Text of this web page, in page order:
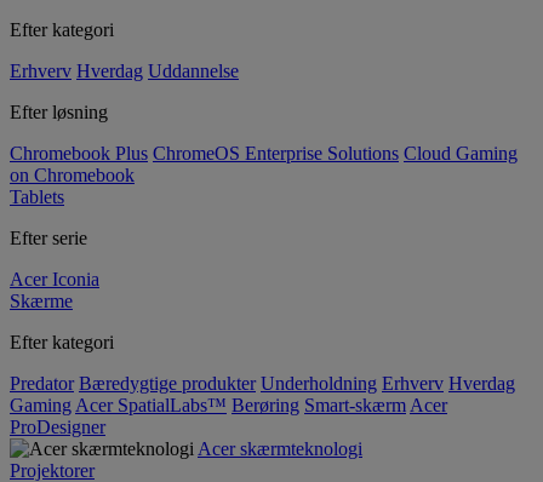
Efter kategori
Erhverv Hverdag Uddannelse
Efter løsning
Chromebook Plus ChromeOS Enterprise Solutions Cloud Gaming
on Chromebook
Tablets
Efter serie
Acer Iconia
Skærme
Efter kategori
Predator Bæredygtige produkter Underholdning Erhverv Hverdag
Gaming Acer SpatialLabs™ Berøring Smart-skærm Acer
ProDesigner
Acer skærmteknologi
Projektorer